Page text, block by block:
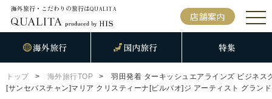
海外旅行・こだわりの旅行はQUALITA
店舗案内
海外旅行 国内旅行 特集
トップ 海外旅行TOP
羽田発着 ターキッシュエアラインズ ビジネ
[サンセバスチャン]マリア クリスティーナ[ビルバオ]ジ アーティスト グラン